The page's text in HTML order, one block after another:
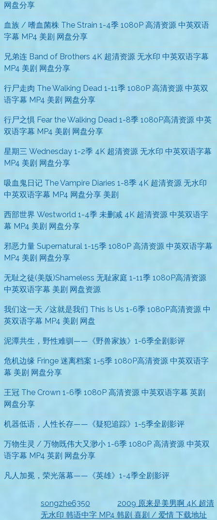
网盘分享
血族 / 嗜血菌株 The Strain 1-4季 1080P 高清资源 中英双语
字幕 MP4 美剧 网盘分享
兄弟连 Band of Brothers 4K 超清资源 无水印 中英双语字幕
MP4 美剧 网盘分享
行尸走肉 The Walking Dead 1-11季 1080P 高清资源 中英双
语字幕 MP4 美剧 网盘分享
行尸之惧 Fear the Walking Dead 1-8季 1080P高清资源 中英
双语字幕 MP4 美剧 网盘分享
星期三 Wednesday 1-2季 4K 超清资源 无水印 中英双语字幕
MP4 美剧 网盘分享
吸血鬼日记 The Vampire Diaries 1-8季 4K 超清资源 无水印
中英双语字幕 MP4 网盘分享 美剧
西部世界 Westworld 1-4季 未删减 4K 超清资源 中英双语字
幕 MP4 美剧 网盘分享
邪恶力量 Supernatural 1-15季 1080P 高清资源 中英双语字幕
MP4 美剧 网盘分享
无耻之徒(美版)Shameless 无耻家庭 1-11季 1080P高清资源
中英双语字幕 美剧 网盘资源
我们这一天 /这就是我们 This Is Us 1-6季 1080P高清资源 中
英双语字幕 MP4 美剧 网盘
泥潭共生，野性难驯——《野兽家族》1-6季全剧影评
危机边缘 Fringe 迷离档案 1-5季 1080P高清资源 中英双语字
幕 美剧 网盘分享
王冠 The Crown 1-6季 1080P 高清资源 中英双语字幕 英剧
网盘分享
机器低语，人性长存——《疑犯追踪》1-5季全剧影评
万物生灵 / 万物既伟大又渺小 1-6季 1080P 高清资源 中英双
语字幕 MP4 英剧 网盘分享
凡人加冕，荣光落幕——《英雄》1-4季全剧影评
songzhe6350
2009 原来是美男啊 4K 超清
无水印 韩语中字 MP4 韩剧 喜剧 / 爱情 下载地址